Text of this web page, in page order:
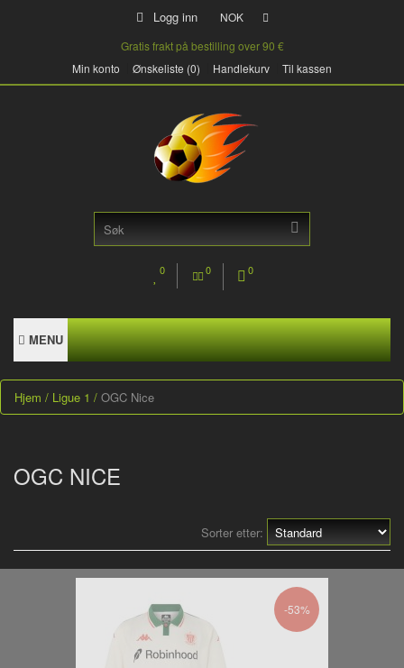
Logg inn
NOK
Gratis frakt på bestilling over 90 €
Min konto
Ønskeliste (0) Handlekurv Til kassen
0 0 0
MENU
Hjem Ligue 1 OGC Nice
OGC NICE
Sorter etter:
-53%